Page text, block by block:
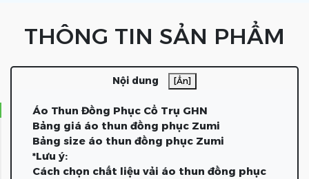
THÔNG TIN SẢN PHẨM
Nội dung [Ẩn]
Áo Thun Đồng Phục Cổ Trụ GHN
Bảng giá áo thun đồng phục Zumi
Bảng size áo thun đồng phục Zumi
*Lưu ý:
Cách chọn chất liệu vải áo thun đồng phục